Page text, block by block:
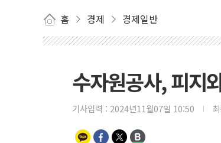
홈 경제 경제일반
수자원공사, 피지
기사입력 : 2024년11월07일 10:50